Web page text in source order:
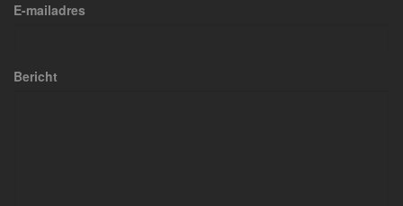
E-mailadres
Bericht